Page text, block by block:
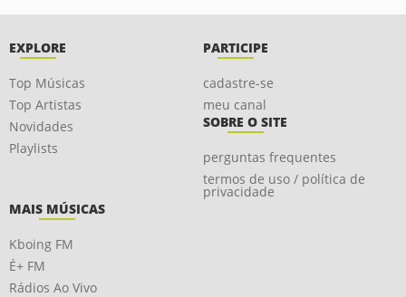
EXPLORE
Top Músicas
Top Artistas
Novidades
Playlists
PARTICIPE
cadastre-se
meu canal
SOBRE O SITE
perguntas frequentes
termos de uso / política de
privacidade
MAIS MÚSICAS
Kboing FM
É+ FM
Rádios Ao Vivo